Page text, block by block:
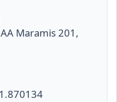
Maramis 201,